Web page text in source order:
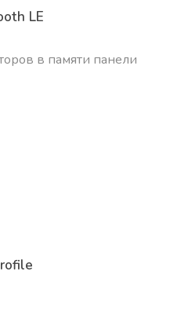
LE
в памяти панели